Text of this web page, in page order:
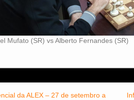
Mufato (SR) vs Alberto Fernandes (SR)
da ALEX – 27 de setembro a